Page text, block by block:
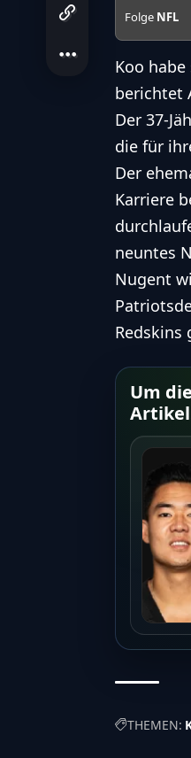
Folge NFL
Koo
berichtet
Der 37-
die für
Der
Karriere
neuntes
Nugent
Redskins
Um
THEMEN: